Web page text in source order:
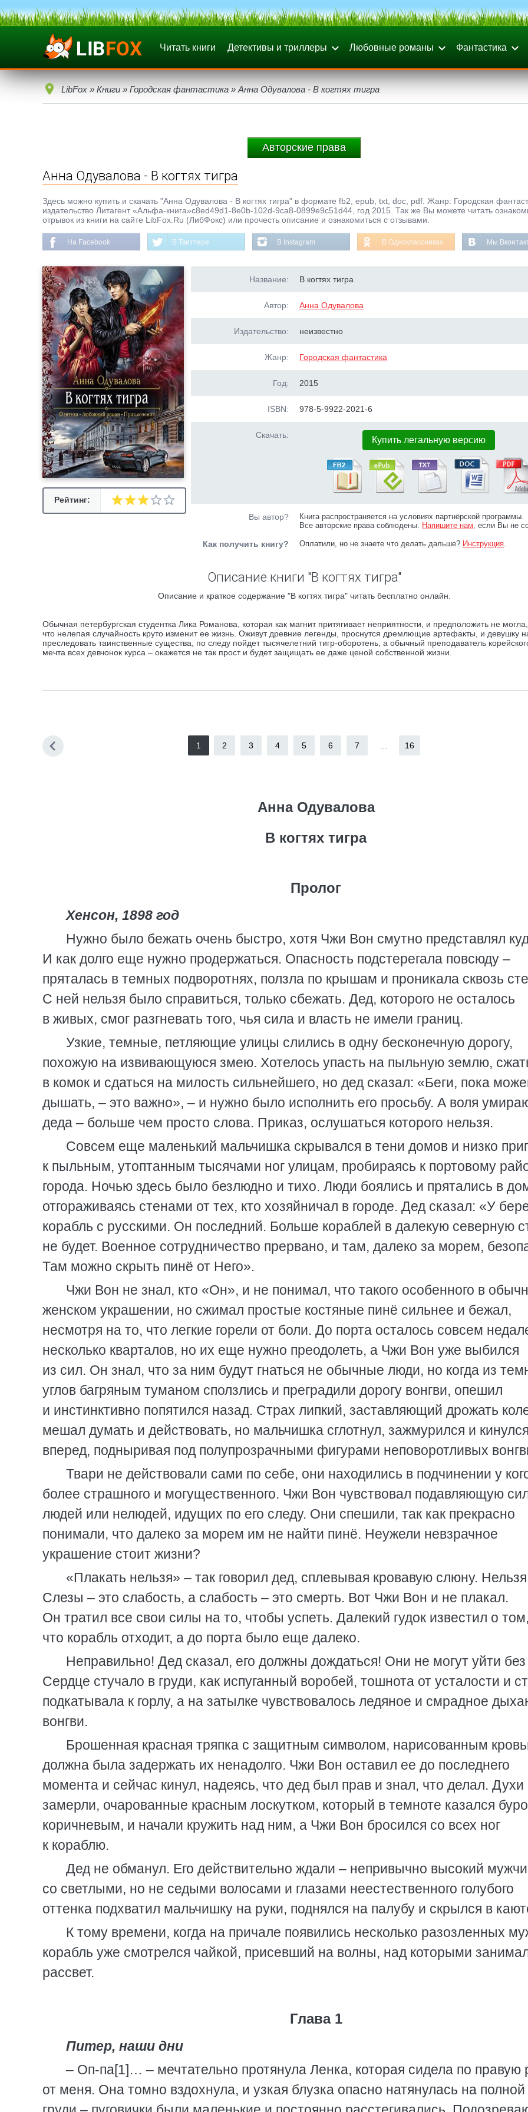
Читать книги Детективы и триллеры Любовные романы Фантастика
LibFox » Книги » Городская фантастика » Анна Одувалова - В когтях тигра
Авторские права
Анна Одувалова - В когтях тигра
Здесь можно купить и скачать "Анна Одувалова - В когтях тигра" в формате fb2, epub, txt, doc, pdf. Жанр: Городская
издательство Литагент «Альфа-книга»c8ed49d1-8e0b-102d-9ca8-0899e9c51d44, год 2015. Так же Вы можете читать
отрывок из книги на сайте LibFox.Ru (ЛибФокс) или прочесть описание и ознакомиться с отзывами.
На Facebook В Твиттере В Instagram В Одноклассниках Мы
Рейтинг:
Название: В когтях тигра
Автор: Анна Одувалова
Издательство: неизвестно
Жанр: Городская фантастика
Год: 2015
ISBN: 978-5-9922-2021-6
Скачать: Купить легальную версию
Вы автор?
Книга распространяется на условиях партнёрской программы.
Все авторские права соблюдены. Напишите нам, если Вы не
Как получить книгу? Оплатили, но не знаете что делать дальше? Инструкция.
Описание книги "В когтях тигра"
Описание и краткое содержание "В когтях тигра" читать бесплатно онлайн.
Обычная петербургская студентка Лика Романова, которая как магнит притягивает неприятности, и предположить не могла,
что нелепая случайность круто изменит ее жизнь. Оживут древние легенды, проснутся дремлющие артефакты, и девушку
преследовать таинственные существа, по следу пойдет тысячелетний тигр-оборотень, а обычный преподаватель
мечта всех девчонок курса – окажется не так прост и будет защищать ее даже ценой собственной жизни.
1 2 3 4 5 6 7 16
Анна Одувалова
В когтях тигра
Пролог
Хенсон, 1898 год
Нужно было бежать очень быстро, хотя Чжи Вон смутно представлял
И как долго еще нужно продержаться. Опасность подстерегала повсюду –
пряталась в темных подворотнях, ползла по крышам и проникала сквозь
С ней нельзя было справиться, только сбежать. Дед, которого не осталось
в живых, смог разгневать того, чья сила и власть не имели границ.
Узкие, темные, петляющие улицы слились в одну бесконечную дорогу,
похожую на извивающуюся змею. Хотелось упасть на пыльную землю,
в комок и сдаться на милость сильнейшего, но дед сказал: «Беги, пока
дышать, – это важно», – и нужно было исполнить его просьбу. А воля
деда – больше чем просто слова. Приказ, ослушаться которого нельзя.
Совсем еще маленький мальчишка скрывался в тени домов и низко
к пыльным, утоптанным тысячами ног улицам, пробираясь к портовому
города. Ночью здесь было безлюдно и тихо. Люди боялись и прятались в
отгораживаясь стенами от тех, кто хозяйничал в городе. Дед сказал: «У
корабль с русскими. Он последний. Больше кораблей в далекую северную
не будет. Военное сотрудничество прервано, и там, далеко за морем,
Там можно скрыть пинё от Него».
Чжи Вон не знал, кто «Он», и не понимал, что такого особенного в
женском украшении, но сжимал простые костяные пинё сильнее и бежал,
несмотря на то, что легкие горели от боли. До порта осталось совсем
несколько кварталов, но их еще нужно преодолеть, а Чжи Вон уже выбился
из сил. Он знал, что за ним будут гнаться не обычные люди, но когда из
углов багряным туманом сползлись и преградили дорогу вонгви, опешил
и инстинктивно попятился назад. Страх липкий, заставляющий дрожать
мешал думать и действовать, но мальчишка сглотнул, зажмурился и кинулся
вперед, подныривая под полупрозрачными фигурами неповоротливых
Твари не действовали сами по себе, они находились в подчинении у
более страшного и могущественного. Чжи Вон чувствовал подавляющую
людей или нелюдей, идущих по его следу. Они спешили, так как прекрасно
понимали, что далеко за морем им не найти пинё. Неужели невзрачное
украшение стоит жизни?
«Плакать нельзя» – так говорил дед, сплевывая кровавую слюну.
Слезы – это слабость, а слабость – это смерть. Вот Чжи Вон и не плакал.
Он тратил все свои силы на то, чтобы успеть. Далекий гудок известил о том,
что корабль отходит, а до порта было еще далеко.
Неправильно! Дед сказал, его должны дождаться! Они не могут уйти без
Сердце стучало в груди, как испуганный воробей, тошнота от усталости и
подкатывала к горлу, а на затылке чувствовалось ледяное и смрадное
вонгви.
Брошенная красная тряпка с защитным символом, нарисованным
должна была задержать их ненадолго. Чжи Вон оставил ее до последнего
момента и сейчас кинул, надеясь, что дед был прав и знал, что делал. Духи
замерли, очарованные красным лоскутком, который в темноте казался
коричневым, и начали кружить над ним, а Чжи Вон бросился со всех ног
к кораблю.
Дед не обманул. Его действительно ждали – непривычно высокий
со светлыми, но не седыми волосами и глазами неестественного голубого
оттенка подхватил мальчишку на руки, поднялся на палубу и скрылся в
К тому времени, когда на причале появились несколько разозленных
корабль уже смотрелся чайкой, присевший на волны, над которыми
рассвет.
Глава 1
Питер, наши дни
– Оп-па[1]… – мечтательно протянула Ленка, которая сидела по правую
от меня. Она томно вздохнула, и узкая блузка опасно натянулась на полной